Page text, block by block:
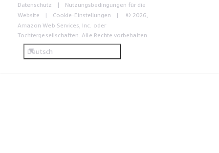
Datenschutz
Nutzungsbedingungen für die
Website
Cookie-Einstellungen
© 2026,
Amazon Web Services, Inc. oder
Tochtergesellschaften. Alle Rechte vorbehalten.
Deutsch